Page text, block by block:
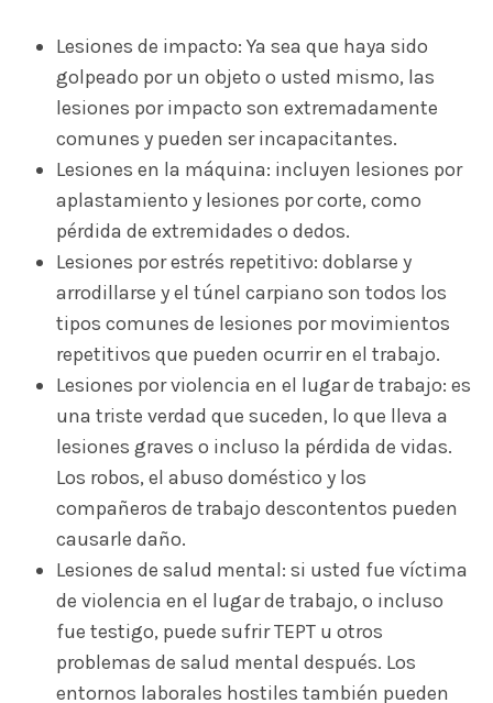
Lesiones de impacto: Ya sea que haya sido
golpeado por un objeto o usted mismo, las
lesiones por impacto son extremadamente
comunes y pueden ser incapacitantes.
Lesiones en la máquina: incluyen lesiones por
aplastamiento y lesiones por corte, como
pérdida de extremidades o dedos.
Lesiones por estrés repetitivo: doblarse y
arrodillarse y el túnel carpiano son todos los
tipos comunes de lesiones por movimientos
repetitivos que pueden ocurrir en el trabajo.
Lesiones por violencia en el lugar de trabajo: es
una triste verdad que suceden, lo que lleva a
lesiones graves o incluso la pérdida de vidas.
Los robos, el abuso doméstico y los
compañeros de trabajo descontentos pueden
causarle daño.
Lesiones de salud mental: si usted fue víctima
de violencia en el lugar de trabajo, o incluso
fue testigo, puede sufrir TEPT u otros
problemas de salud mental después. Los
entornos laborales hostiles también pueden